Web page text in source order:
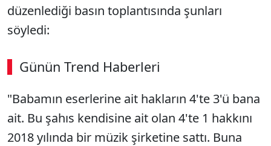
düzenlediği basın toplantısında şunları
söyledi:
Günün Trend Haberleri
SÖZCÜ SON DAKİKA
"Babamın eserlerine ait hakların 4'te 3'ü bana
ait. Bu şahıs kendisine ait olan 4'te 1 hakkını
2018 yılında bir müzik şirketine sattı. Buna